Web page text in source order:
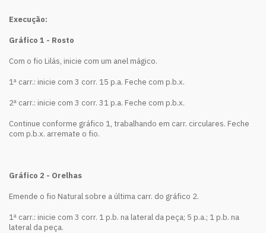
Execução:
Gráfico 1 - Rosto
Com o fio Lilás, inicie com um anel mágico.
1ª carr.: inicie com 3 corr. 15 p.a. Feche com p.b.x.
2ª carr.: inicie com 3 corr. 31 p.a. Feche com p.b.x.
Continue conforme gráfico 1, trabalhando em carr. circulares. Feche
com p.b.x. arremate o fio.
Gráfico 2 - Orelhas
Emende o fio Natural sobre a última carr. do gráfico 2.
1ª carr.: inicie com 3 corr. 1 p.b. na lateral da peça; 5 p.a.; 1 p.b. na
lateral da peça.